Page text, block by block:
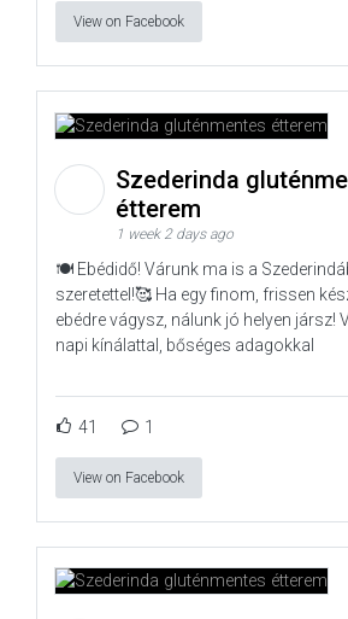
View on Facebook
Szederinda
étterem
1 week 2 days ago
🍽️ Ebédidő! Várunk ma is a
szeretettel!🥰 Ha egy finom, frissen
ebédre vágysz, nálunk jó helyen jársz!
napi kínálattal, bőséges adagokkal
41 1
View on Facebook